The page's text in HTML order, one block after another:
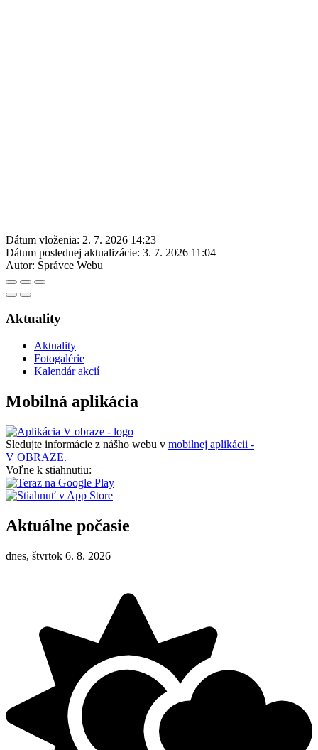
Dátum vloženia: 2. 7. 2026 14:23
Dátum poslednej aktualizácie: 3. 7. 2026 11:04
Autor: Správce Webu
Aktuality
Aktuality
Fotogalérie
Kalendár akcií
Mobilná aplikácia
Sledujte informácie z nášho webu v mobilnej aplikácii -
V OBRAZE.
Voľne k stiahnutiu:
Aktuálne počasie
dnes, štvrtok 6. 8. 2026